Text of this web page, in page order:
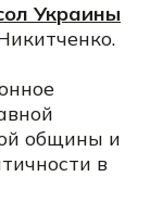
Украины
общины и
в